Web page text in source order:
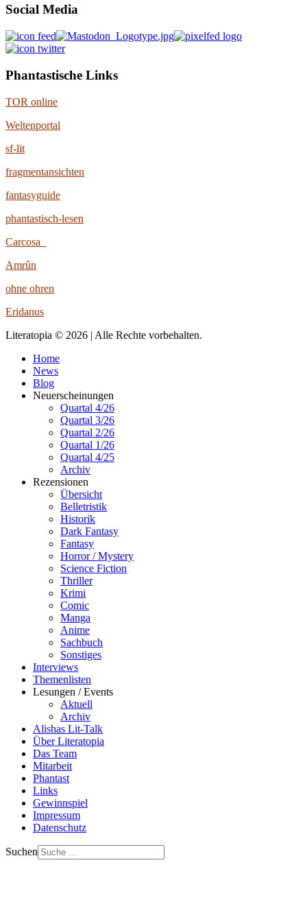
Social Media
Phantastische Links
TOR online
Weltenportal
sf-lit
fragmentansichten
fantasyguide
phantastisch-lesen
Carcosa
Amrûn
ohne ohren
Eridanus
Literatopia © 2026 | Alle Rechte vorbehalten.
Home
News
Blog
Neuerscheinungen
Quartal 4/26
Quartal 3/26
Quartal 2/26
Quartal 1/26
Quartal 4/25
Archiv
Rezensionen
Übersicht
Belletristik
Historik
Dark Fantasy
Fantasy
Horror / Mystery
Science Fiction
Thriller
Krimi
Comic
Manga
Anime
Sachbuch
Sonstiges
Interviews
Themenlisten
Lesungen / Events
Aktuell
Archiv
Alishas Lit-Talk
Über Literatopia
Das Team
Mitarbeit
Phantast
Links
Gewinnspiel
Impressum
Datenschutz
Suchen